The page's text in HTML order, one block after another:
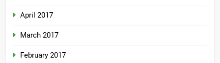
April 2017
March 2017
February 2017